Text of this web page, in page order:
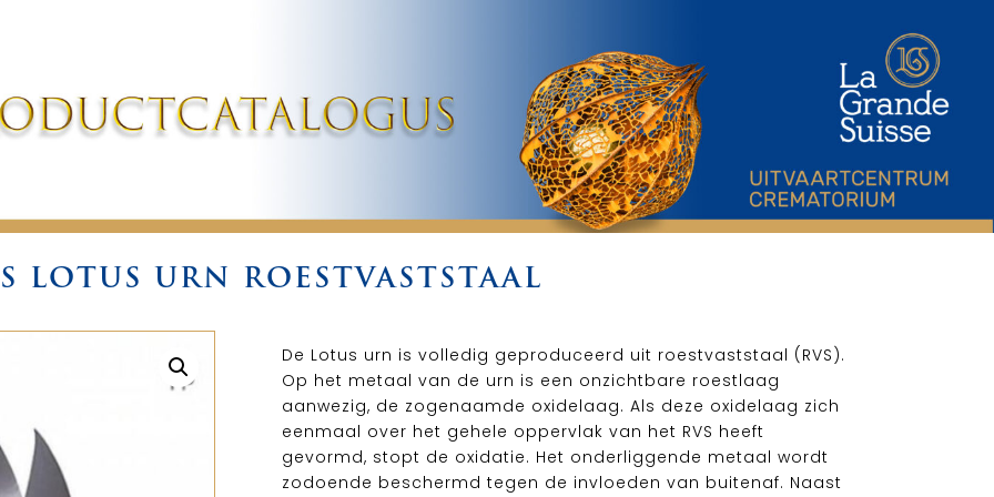
LOTUS URN ROESTVASTSTAAL
De Lotus urn is volledig geproduceerd uit roestvaststaal (RVS).
Op het metaal van de urn is een onzichtbare roestlaag
aanwezig, de zogenaamde oxidelaag. Als deze oxidelaag zich
eenmaal over het gehele oppervlak van het RVS heeft
gevormd, stopt de oxidatie. Het onderliggende metaal wordt
zodoende beschermd tegen de invloeden van buitenaf. Naast